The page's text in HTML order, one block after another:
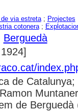
via estreta; Projectes
cotonera;
Berguedà
de
de Berguedà